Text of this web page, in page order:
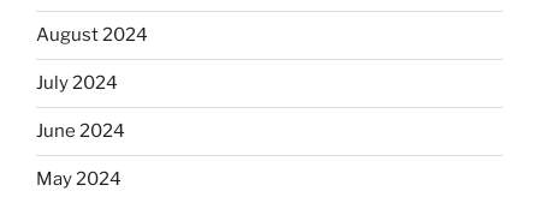
August 2024
July 2024
June 2024
May 2024